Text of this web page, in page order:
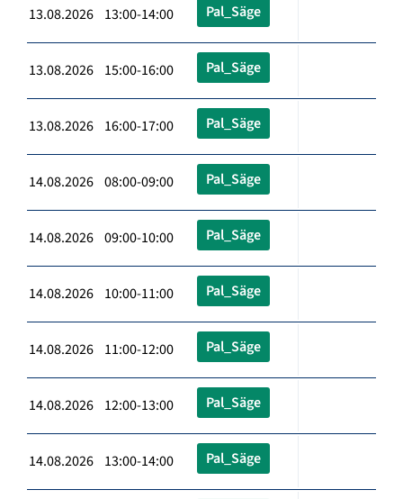
13.08.2026 13:00-14:00 Pal_Säge
13.08.2026 15:00-16:00 Pal_Säge
13.08.2026 16:00-17:00 Pal_Säge
14.08.2026 08:00-09:00 Pal_Säge
14.08.2026 09:00-10:00 Pal_Säge
14.08.2026 10:00-11:00 Pal_Säge
14.08.2026 11:00-12:00 Pal_Säge
14.08.2026 12:00-13:00 Pal_Säge
14.08.2026 13:00-14:00 Pal_Säge